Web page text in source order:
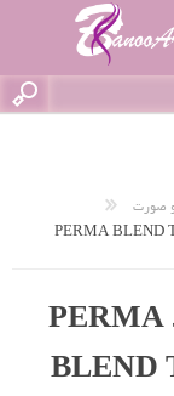
صورت
رنگ تاتو گلد سان رایز پرمابلند PERMA
BLEND